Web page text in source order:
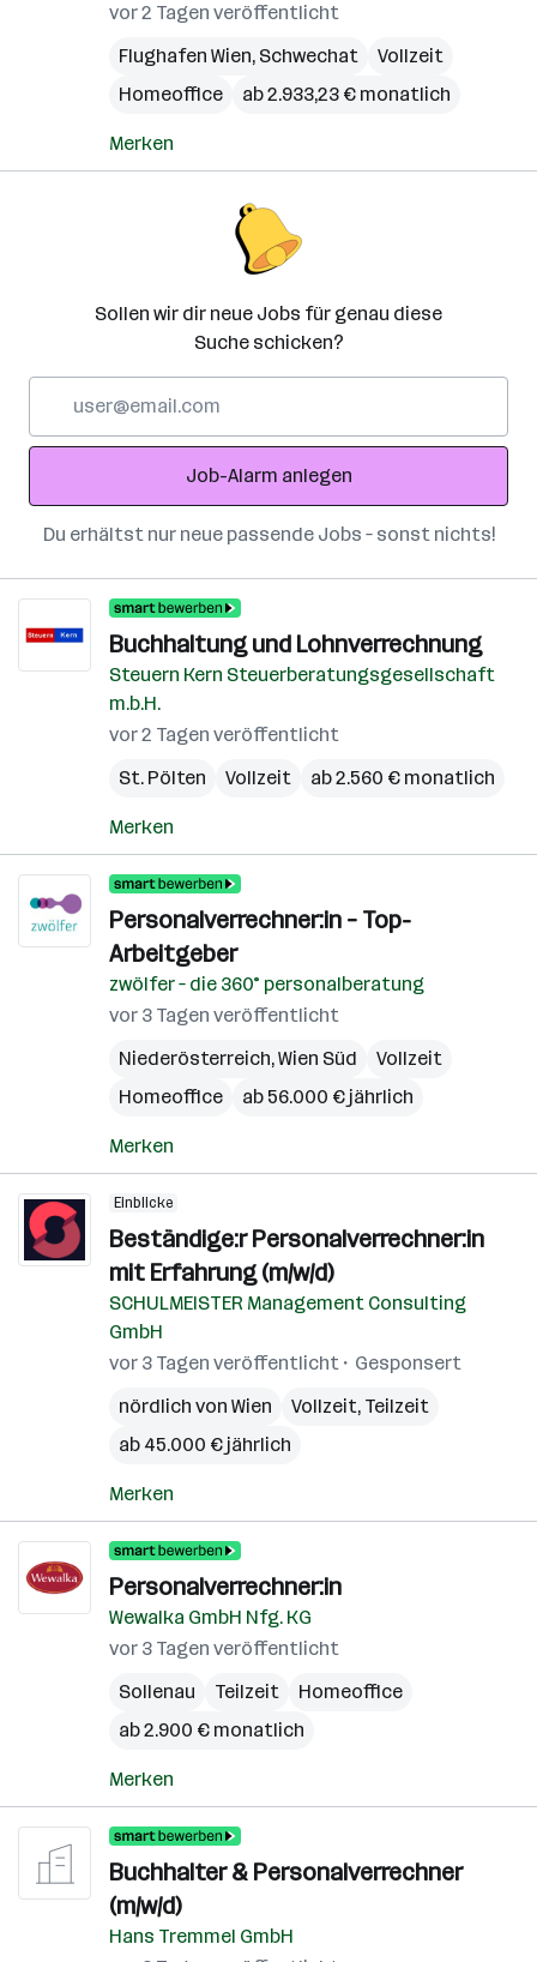
vor 2 Tagen veröffentlicht
Flughafen Wien, Schwechat
Vollzeit
Homeoffice
ab 2.933,23 € monatlich
Merken
Sollen wir dir neue Jobs für genau diese
Suche schicken?
Adresse
Job-Alarm anlegen
Du erhältst nur neue passende Jobs – sonst nichts!
Buchhaltung und Lohnverrechnung
Steuern Kern Steuerberatungsgesellschaft
m.b.H.
vor 2 Tagen veröffentlicht
St. Pölten
Vollzeit ab 2.560 € monatlich
Merken
Personalverrechner:in – Top-
Arbeitgeber
zwölfer – die 360° personalberatung
vor 3 Tagen veröffentlicht
Niederösterreich,Wien Süd
Vollzeit
Homeoffice
ab 56.000 € jährlich
Merken
Einblicke
Beständige:r Personalverrechner:in
mit Erfahrung (m/w/d)
SCHULMEISTER Management Consulting
GmbH
vor 3 Tagen veröffentlicht
Gesponsert
nördlich von Wien
Vollzeit, Teilzeit
ab 45.000 € jährlich
Merken
Personalverrechner:in
Wewalka GmbH Nfg. KG
vor 3 Tagen veröffentlicht
Sollenau
Teilzeit
Homeoffice
ab 2.900 € monatlich
Merken
Buchhalter & Personalverrechner
(m/w/d)
Hans Tremmel GmbH